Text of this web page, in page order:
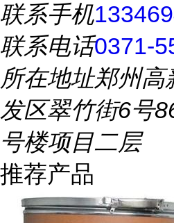
联系手机
联系电话0371-
所在地址郑州高
发区翠竹街6号
号楼项目二层
推荐产品